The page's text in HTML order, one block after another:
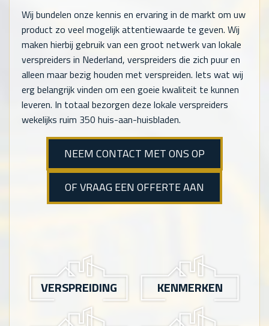
Wij bundelen onze kennis en ervaring in de markt om uw
product zo veel mogelijk attentiewaarde te geven. Wij
maken hierbij gebruik van een groot netwerk van lokale
verspreiders in Nederland, verspreiders die zich puur en
alleen maar bezig houden met verspreiden. Iets wat wij
erg belangrijk vinden om een goeie kwaliteit te kunnen
leveren. In totaal bezorgen deze lokale verspreiders
wekelijks ruim 350 huis-aan-huisbladen.
NEEM CONTACT MET ONS OP
OF VRAAG EEN OFFERTE AAN
VERSPREIDING KENMERKEN